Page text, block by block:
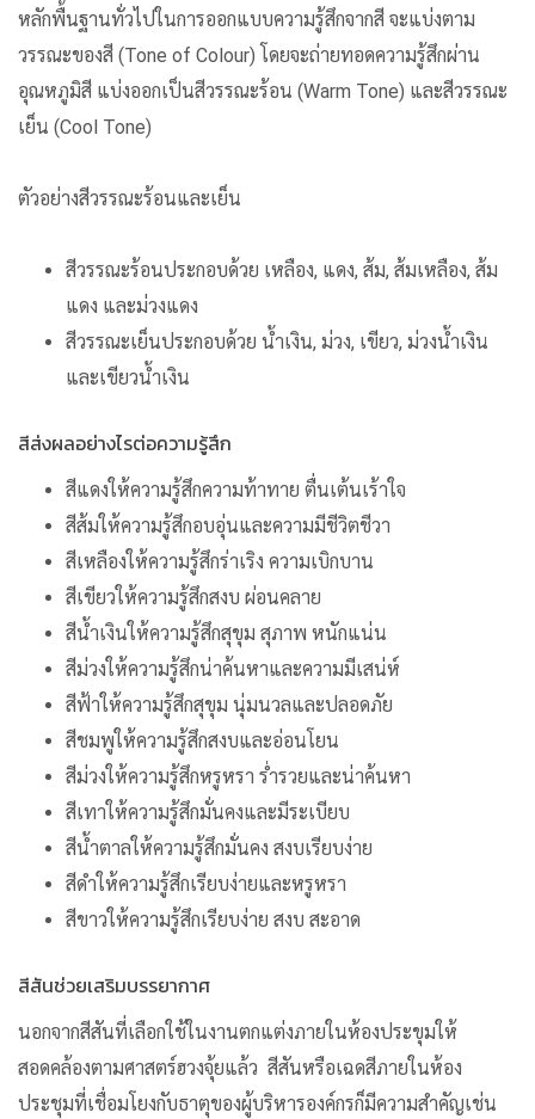
หลักพื้นฐานทั่วไปในการออกแบบความรู้สึกจากสี จะแบ่งตาม
วรรณะของสี (Tone of Colour) โดยจะถ่ายทอดความรู้สึกผ่าน
อุณหภูมิสี แบ่งออกเป็นสีวรรณะร้อน (Warm Tone) และสีวรรณะ
เย็น (Cool Tone)
ตัวอย่างสีวรรณะร้อนและเย็น
สีวรรณะร้อนประกอบด้วย เหลือง, แดง, ส้ม, ส้มเหลือง, ส้ม
แดง และม่วงแดง
สีวรรณะเย็นประกอบด้วย น้ำเงิน, ม่วง, เขียว, ม่วงน้ำเงิน
และเขียวน้ำเงิน
สีส่งผลอย่างไรต่อความรู้สึก
สีแดงให้ความรู้สึกความท้าทาย ตื่นเต้นเร้าใจ
สีส้มให้ความรู้สึกอบอุ่นและความมีชีวิตชีวา
สีเหลืองให้ความรู้สึกร่าเริง ความเบิกบาน
สีเขียวให้ความรู้สึกสงบ ผ่อนคลาย
สีน้ำเงินให้ความรู้สึกสุขุม สุภาพ หนักแน่น
สีม่วงให้ความรู้สึกน่าค้นหาและความมีเสน่ห์
สีฟ้าให้ความรู้สึกสุขุม นุ่มนวลและปลอดภัย
สีชมพูให้ความรู้สึกสงบและอ่อนโยน
สีม่วงให้ความรู้สึกหรูหรา ร่ำรวยและน่าค้นหา
สีเทาให้ความรู้สึกมั่นคงและมีระเบียบ
สีน้ำตาลให้ความรู้สึกมั่นคง สงบเรียบง่าย
สีดำให้ความรู้สึกเรียบง่ายและหรูหรา
สีขาวให้ความรู้สึกเรียบง่าย สงบ สะอาด
สีสันช่วยเสริมบรรยากาศ
นอกจากสีสันที่เลือกใช้ในงานตกแต่งภายในห้องประขุมให้
สอดคล้องตามศาสตร์ฮวงจุ้ยแล้ว สีสันหรือเฉดสีภายในห้อง
ประชุมที่เชื่อมโยงกับธาตุของผู้บริหารองค์กรก็มีความสำคัญเช่น